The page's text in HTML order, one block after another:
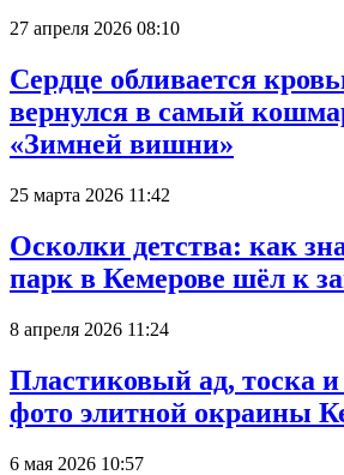
27 апреля 2026 08:10
Сердце обливается
вернулся в самый
«Зимней вишни»
25 марта 2026 11:42
Осколки детства: как
парк в Кемерове шёл к
8 апреля 2026 11:24
Пластиковый ад, тоска
фото элитной окраины
6 мая 2026 10:57